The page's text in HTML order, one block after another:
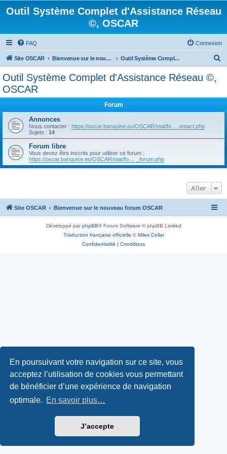
En poursuivant votre navigation sur ce site, vous
acceptez l’utilisation de cookies vous permettant
de bénéficier d’une expérience de navigation
optimale. En savoir plus…
J’accepte
Outil Système Complet d'Assistance Réseau
©, OSCAR
FAQ Connexion
Site OSCAR Bienvenue sur le nouveau forum OSCAR Outil Système Complet d'Assistance Réseau ©, OSCAR
r
Outil Système Complet d'Assistance Réseau ©,
OSCAR
Forum
Annonces
Nous contacter : https://oscar.banquise.eu/OSCAR/stat/fo ... ontact.php
Sujets : 14
Forum libre
Vous devez être inscrits pour utiliser ce forum :
https://oscar.banquise.eu/OSCAR/stat/fo ... _forum.php
Aller
Site OSCAR Bienvenue sur le nouveau forum OSCAR
Développé parphpBB® Forum Software © phpBB Limited
Traduction française officielle ©Miles Cellar
Confidentialité | Conditions